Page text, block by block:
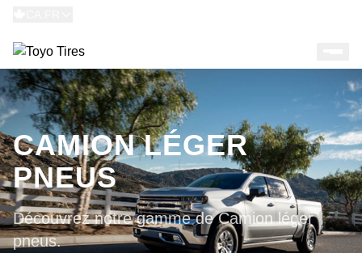
CAMION LÉGER
PNEUS
Découvrez notre gamme de Camion léger
pneus.